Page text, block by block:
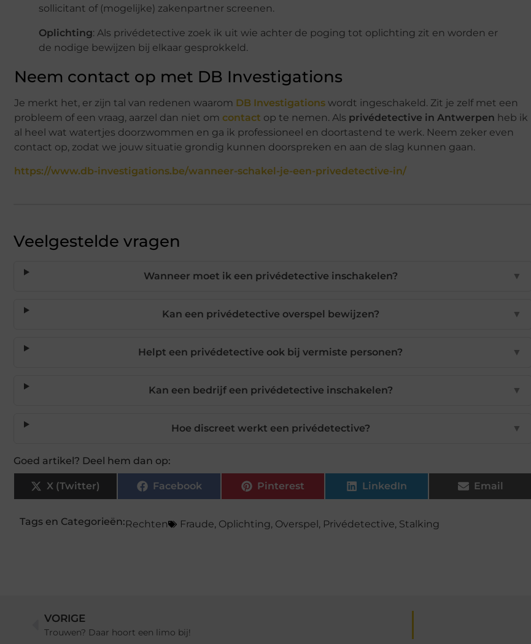
sollicitant of (mogelijke) zakenpartner screenen.
Oplichting: Als privédetective zoek ik uit wie achter de poging tot oplichting zit en worden er
de nodige bewijzen bij elkaar gesprokkeld.
Neem contact op met DB Investigations
Je merkt het, er zijn tal van redenen waarom DB Investigations wordt ingeschakeld. Zit je zelf met een
probleem of een vraag, aarzel dan niet om contact op te nemen. Als privédetective in Antwerpen heb ik
al heel wat watertjes doorzwommen en ga ik professioneel en doortastend te werk. Neem zeker even
contact op, zodat we jouw situatie grondig kunnen doorspreken en aan de slag kunnen gaan.
https://www.db-investigations.be/wanneer-schakel-je-een-privedetective-in/
Veelgestelde vragen
Wanneer moet ik een privédetective inschakelen? ▼
Kan een privédetective overspel bewijzen? ▼
Helpt een privédetective ook bij vermiste personen? ▼
Kan een bedrijf een privédetective inschakelen? ▼
Hoe discreet werkt een privédetective? ▼
Goed artikel? Deel hem dan op:
X (Twitter) Facebook Pinterest LinkedIn Email
Tags en Categorieën:Rechten Fraude, Oplichting, Overspel, Privédetective, Stalking
VORIGE
Trouwen? Daar hoort een limo bij!